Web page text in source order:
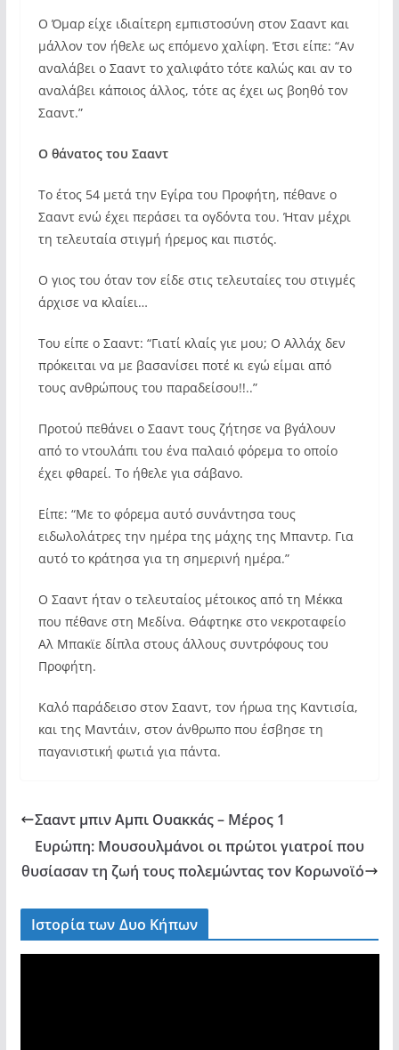
Ο Όμαρ είχε ιδιαίτερη εμπιστοσύνη στον Σααντ και
μάλλον τον ήθελε ως επόμενο χαλίφη. Έτσι είπε: “Αν
αναλάβει ο Σααντ το χαλιφάτο τότε καλώς και αν το
αναλάβει κάποιος άλλος, τότε ας έχει ως βοηθό τον
Σααντ.”
Ο θάνατος του Σααντ
Το έτος 54 μετά την Εγίρα του Προφήτη, πέθανε ο
Σααντ ενώ έχει περάσει τα ογδόντα του. Ήταν μέχρι
τη τελευταία στιγμή ήρεμος και πιστός.
Ο γιος του όταν τον είδε στις τελευταίες του στιγμές
άρχισε να κλαίει…
Του είπε ο Σααντ: “Γιατί κλαίς γιε μου; Ο Αλλάχ δεν
πρόκειται να με βασανίσει ποτέ κι εγώ είμαι από
τους ανθρώπους του παραδείσου!!..”
Προτού πεθάνει ο Σααντ τους ζήτησε να βγάλουν
από το ντουλάπι του ένα παλαιό φόρεμα το οποίο
έχει φθαρεί. Το ήθελε για σάβανο.
Είπε: “Με το φόρεμα αυτό συνάντησα τους
ειδωλολάτρες την ημέρα της μάχης της Μπαντρ. Για
αυτό το κράτησα για τη σημερινή ημέρα.”
Ο Σααντ ήταν ο τελευταίος μέτοικος από τη Μέκκα
που πέθανε στη Μεδίνα. Θάφτηκε στο νεκροταφείο
Αλ Μπακϊε δίπλα στους άλλους συντρόφους του
Προφήτη.
Καλό παράδεισο στον Σααντ, τον ήρωα της Καντισία,
και της Μαντάιν, στον άνθρωπο που έσβησε τη
παγανιστική φωτιά για πάντα.
Σααντ μπιν Αμπι Ουακκάς – Μέρος 1
Ευρώπη: Μουσουλμάνοι οι πρώτοι γιατροί που
θυσίασαν τη ζωή τους πολεμώντας τον Κορωνοϊό
Ιστορία των Δυο Κήπων